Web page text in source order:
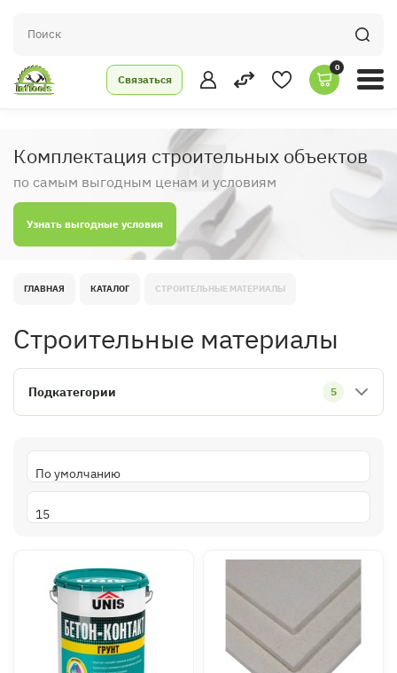
Связаться
0
Комплектация строительных объектов
по самым выгодным ценам и условиям
Узнать выгодные условия
ГЛАВНАЯ КАТАЛОГ СТРОИТЕЛЬНЫЕ МАТЕРИАЛЫ
Строительные материалы
Подкатегории 5